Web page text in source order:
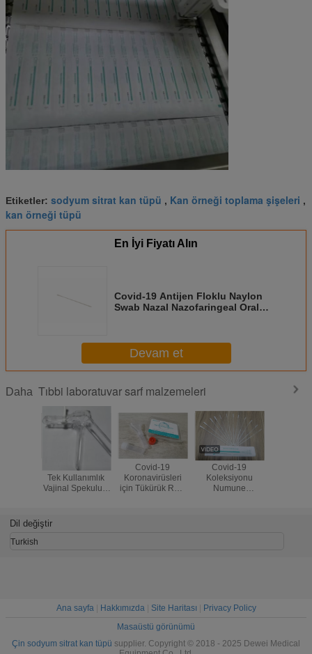
Etiketler: sodyum sitrat kan tüpü , Kan örneği toplama şişeleri ,
kan örneği tüpü
En İyi Fiyatı Alın
Covid-19 Antijen Floklu Naylon
Swab Nazal Nazofaringeal Oral
Devam et
Daha Tıbbi laboratuvar sarf malzemeleri
Polistiren S M L
Tek Kullanımlık
Vajinal Spekulum
Covid-19
Koronavirüsleri
için Tükürük RNA
Covid-19
Koleksiyonu
Numune
Dil değiştir
Turkish
Ana sayfa| Hakkımızda| Site Haritası
Privacy Policy
Masaüstü görünümü
Çin sodyum sitrat kan tüpü supplier. Copyright © 2018 - 2025 Dewei Medical